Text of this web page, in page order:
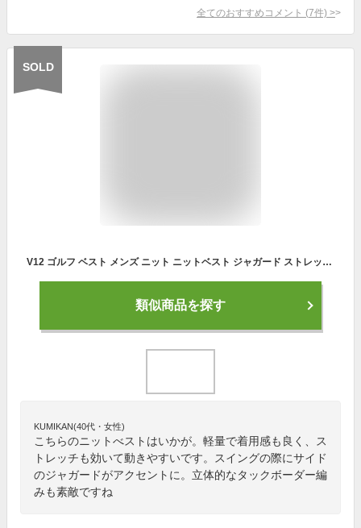
全てのおすすめコメント (7件) >
SOLD
V12 ゴルフ ベスト メンズ ニット ニットベスト ジャガード ストレッチ 軽量 春 夏 秋 ゴルフウェア ブランド ロゴ V122310-KN04
類似商品を探す
KUMIKAN(40代・女性)
こちらのニットべストはいかが。軽量で着用感も良く、ス
トレッチも効いて動きやすいです。スイングの際にサイド
のジャガードがアクセントに。立体的なタックボーダー編
みも素敵ですね